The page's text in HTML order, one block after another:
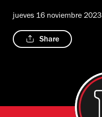
jueves 16 noviembre 2023
Share